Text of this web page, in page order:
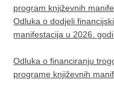
program književnih
Odluka o dodjeli
manifestacija u 2026.
Odluka o financiranju
programe književnih